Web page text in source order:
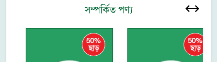
সম্পর্কিত পণ্য
50%
ছাড়
50%
ছাড়